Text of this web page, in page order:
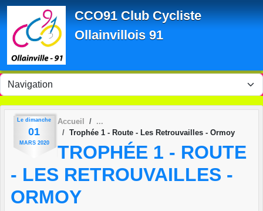
CCO91 Club Cycliste
Ollainvillois 91
Le dimanche
01
MARS 2020
Accueil
Trophée 1 - Route - Les Retrouvailles - Ormoy
TROPHÉE 1 - ROUTE
- LES RETROUVAILLES -
ORMOY
Panneau de gestion des cookies